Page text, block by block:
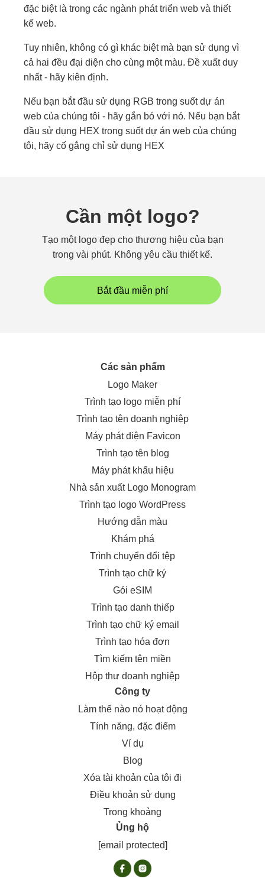
đặc biệt là trong các ngành phát triển web và thiết
kế web.
Tuy nhiên, không có gì khác biệt mà bạn sử dụng vì
cả hai đều đại diện cho cùng một màu. Đề xuất duy
nhất - hãy kiên định.
Nếu bạn bắt đầu sử dụng RGB trong suốt dự án
web của chúng tôi - hãy gắn bó với nó. Nếu bạn bắt
đầu sử dụng HEX trong suốt dự án web của chúng
tôi, hãy cố gắng chỉ sử dụng HEX
Cần một logo?
Tạo một logo đẹp cho thương hiệu của bạn
trong vài phút. Không yêu cầu thiết kế.
Bắt đầu miễn phí
Các sản phẩm
Logo Maker
Trình tạo logo miễn phí
Trình tạo tên doanh nghiệp
Máy phát điện Favicon
Trình tạo tên blog
Máy phát khẩu hiệu
Nhà sản xuất Logo Monogram
Trình tạo logo WordPress
Hướng dẫn màu
Khám phá
Trình chuyển đổi tệp
Trình tạo chữ ký
Gói eSIM
Trình tạo danh thiếp
Trình tạo chữ ký email
Trình tạo hóa đơn
Tìm kiếm tên miền
Hộp thư doanh nghiệp
Công ty
Làm thế nào nó hoạt động
Tính năng, đặc điểm
Ví dụ
Blog
Xóa tài khoản của tôi đi
Điều khoản sử dụng
Trong khoảng
Ủng hộ
[email protected]